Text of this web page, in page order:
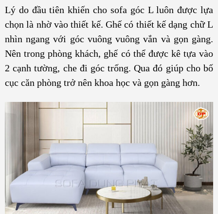
Lý do đầu tiên khiến cho sofa góc L luôn được lựa
chọn là nhờ vào thiết kế. Ghế có thiết kế dạng chữ L
nhìn ngang với góc vuông vuông vắn và gọn gàng.
Nên trong phòng khách, ghế có thể được kê tựa vào
2 cạnh tường, che đi góc trống. Qua đó giúp cho bố
cục căn phòng trở nên khoa học và gọn gàng hơn.